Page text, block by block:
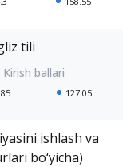
tili
127.05
ishlash va
bo‘yicha)